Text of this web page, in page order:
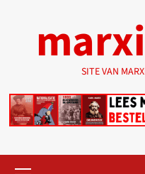
SITE VAN